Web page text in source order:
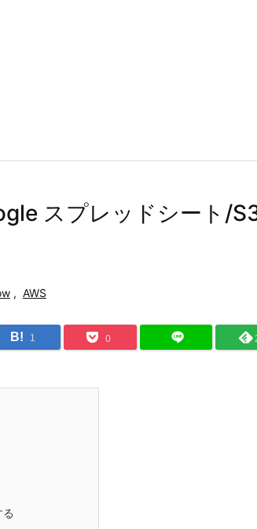
スプレッドシート/
, AWS
B! 1 0